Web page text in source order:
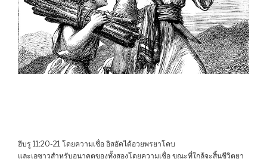
ฮีบรู 11:20-21 โดยความเชื่อ อิสอัคได้อวยพรยาโคบ
และเอซาวสำหรับอนาคตของทั้งสองโดยความเชื่อ ขณะที่ใกล้จะสิ้นชีวิตยา